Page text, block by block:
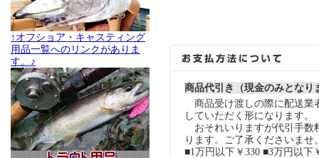
↑オフショア・キャスティング
用品一覧へのリンクがありま
す。♪
商品代引き（現金のみとなり
商品受け渡しの際に配送業
していただく形になります。
おそれいりますが代引手数
ります。ご了承くださいませ
■1万円以下￥330 ■3万円以下